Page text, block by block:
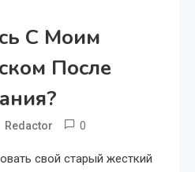
С Моим
После
Redactor 0
свой старый жесткий